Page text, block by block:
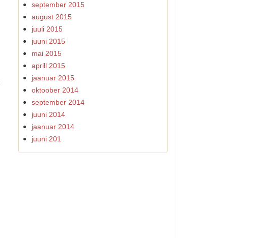
september 2015
august 2015
juuli 2015
juuni 2015
mai 2015
aprill 2015
jaanuar 2015
oktoober 2014
september 2014
juuni 2014
jaanuar 2014
juuni 201